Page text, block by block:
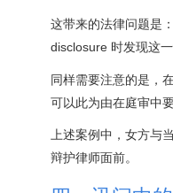
这带来的法律问题是
disclosure 时发现这
同样需要注意的是，
可以此为由在庭审中
上述案例中，女方
辩护律师面前。